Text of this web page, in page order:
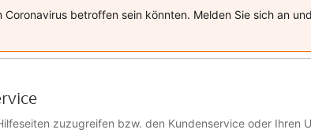
Coronavirus betroffen sein könnten. Melden Sie sich an
zuzugreifen bzw. den Kundenservice oder Ihren